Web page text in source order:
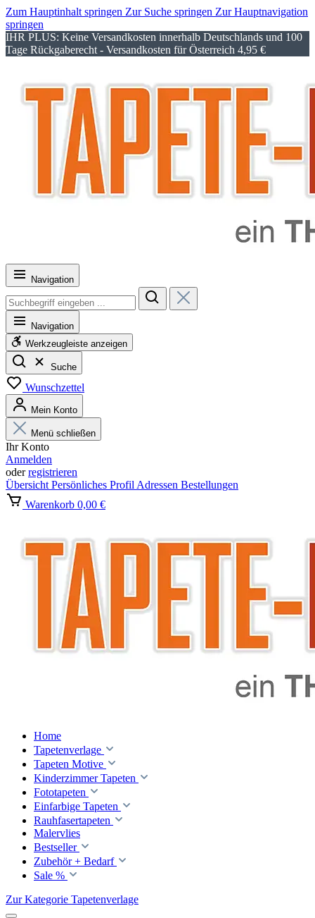
Zum Hauptinhalt springen Zur Suche springen Zur Hauptnavigation
springen
IHR PLUS: Keine Versandkosten innerhalb Deutschlands und 100
Tage Rückgaberecht - Versandkosten für Österreich 4,95 €
Navigation
Navigation
Werkzeugleiste anzeigen
Suche
Wunschzettel
Mein Konto
Menü schließen
Ihr Konto
Anmelden
oderregistrieren
Übersicht Persönliches Profil Adressen Bestellungen
Warenkorb 0,00 €
Home
Tapetenverlage
Tapeten Motive
Kinderzimmer Tapeten
Fototapeten
Einfarbige Tapeten
Rauhfasertapeten
Malervlies
Bestseller
Zubehör + Bedarf
Sale %
Zur Kategorie Tapetenverlage